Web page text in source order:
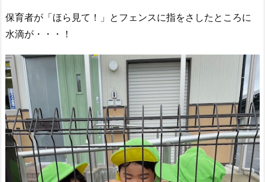
保育者が「ほら見て！」とフェンスに指をさしたところに
水滴が・・・！